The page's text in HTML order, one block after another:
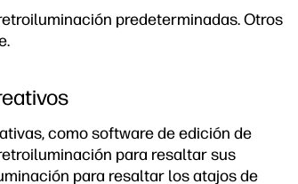
predeterminadas. Otros
como software de edición de
para resaltar sus
para resaltar los atajos de